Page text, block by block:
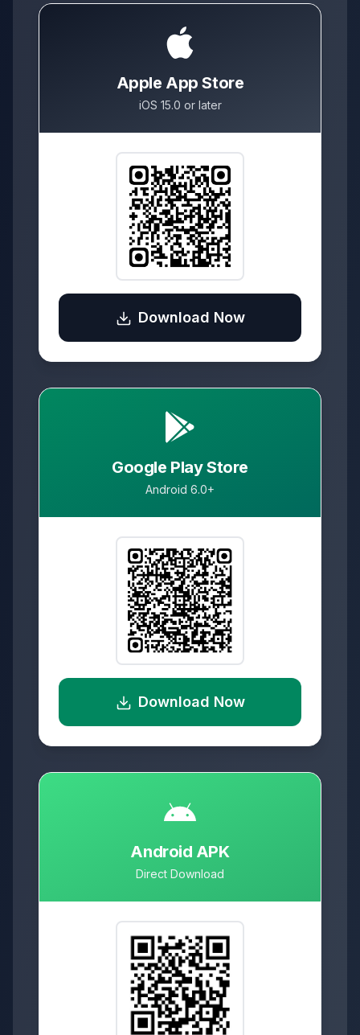
Apple App Store
iOS 15.0 or later
Download Now
Google Play Store
Android 6.0+
Download Now
Android APK
Direct Download